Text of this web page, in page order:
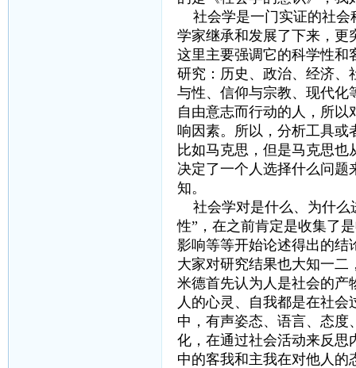
社会学是一门实证的社会
学家继承和发展了下来，更
这里主要强调它的科学性和
研究：历史、政治、经济、
与性、信仰与宗教、现代化
自由意志而行动的人，所
响因素。所以，分析工具或
比如马克思，但是马克思
决定了一个人选择什么问题
知。
社会学对是什么、为什么
性”，在之前肯定是收集了
影响等等开始论述得出的结
大家对研究结果也大知一二
米德首先认为人是社会的产
人的心灵、自我都是在社
中，有声姿态、语言、态度
化，在通过社会活动来反思
中的客我和主我在对他人的